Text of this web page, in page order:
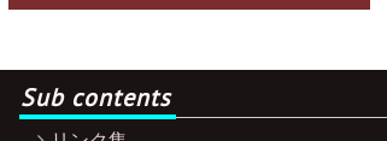
Sub contents